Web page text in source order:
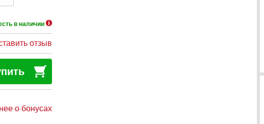
в наличии
отзыв
о бонусах